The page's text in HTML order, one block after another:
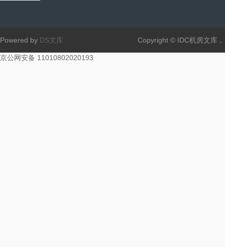
Powered by DS文库 Copyright © IDC机房文库
京公网安备 11010802020193